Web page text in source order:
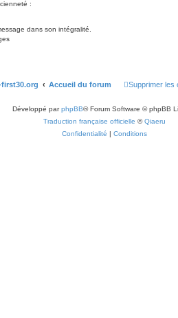
:
dans son intégralité.
Accueil du forum Supprimer les
Développé parphpBB® Forum Software © phpBB
Traduction française officielle ©Qiaeru
Confidentialité | Conditions